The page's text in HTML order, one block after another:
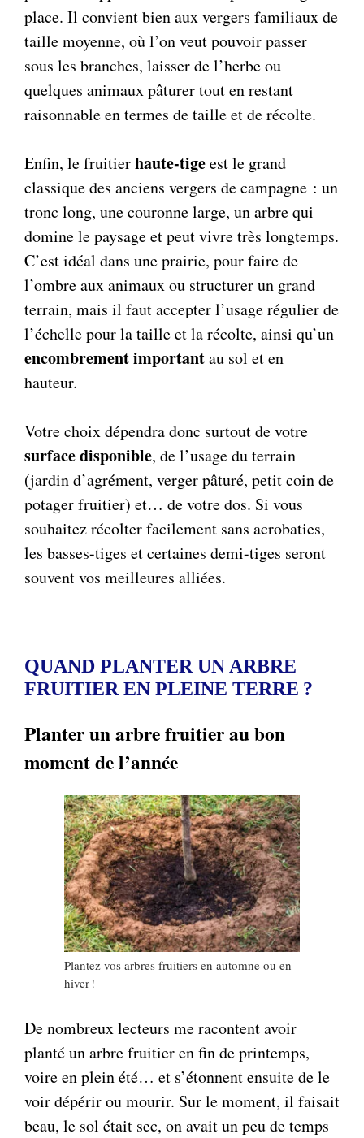
place. Il convient bien aux vergers familiaux de
taille moyenne, où l’on veut pouvoir passer
sous les branches, laisser de l’herbe ou
quelques animaux pâturer tout en restant
raisonnable en termes de taille et de récolte.
Enfin, le fruitierhaute-tigeest le grand
classique des anciens vergers de campagne : un
tronc long, une couronne large, un arbre qui
domine le paysage et peut vivre très longtemps.
C’est idéal dans une prairie, pour faire de
l’ombre aux animaux ou structurer un grand
terrain, mais il faut accepter l’usage régulier de
l’échelle pour la taille et la récolte, ainsi qu’un
encombrement importantau sol et en
hauteur.
Votre choix dépendra donc surtout de votre
surface disponible, de l’usage du terrain
(jardin d’agrément, verger pâturé, petit coin de
potager fruitier) et… de votre dos. Si vous
souhaitez récolter facilement sans acrobaties,
les basses-tiges et certaines demi-tiges seront
souvent vos meilleures alliées.
QUAND PLANTER UN ARBRE
FRUITIER EN PLEINE TERRE ?
Planter un arbre fruitier au bon
moment de l’année
Plantez vos arbres fruitiers en automne ou en
hiver !
De nombreux lecteurs me racontent avoir
planté un arbre fruitier en fin de printemps,
voire en plein été… et s’étonnent ensuite de le
voir dépérir ou mourir. Sur le moment, il faisait
beau, le sol était sec, on avait un peu de temps